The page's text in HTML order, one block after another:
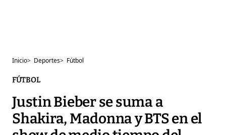
Inicio> Deportes> Fútbol
FÚTBOL
Justin Bieber se suma a
Shakira, Madonna y BTS en el